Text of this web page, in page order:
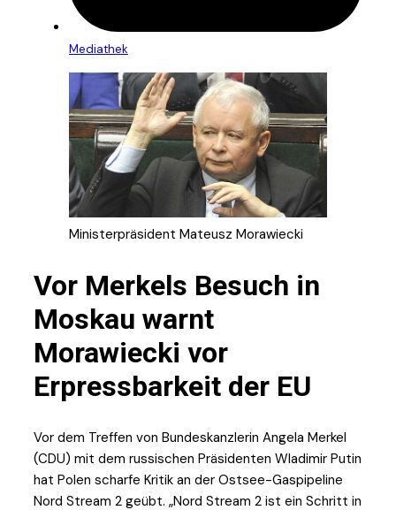
Mediathek
Ministerpräsident Mateusz Morawiecki
Vor Merkels Besuch in
Moskau warnt
Morawiecki vor
Erpressbarkeit der EU
Vor dem Treffen von Bundeskanzlerin Angela Merkel
(CDU) mit dem russischen Präsidenten Wladimir Putin
hat Polen scharfe Kritik an der Ostsee-Gaspipeline
Nord Stream 2 geübt. „Nord Stream 2 ist ein Schritt in